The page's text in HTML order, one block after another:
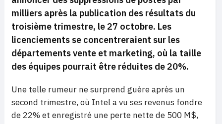
milliers après la publication des résultats du
troisième trimestre, le 27 octobre. Les
licenciements se concentreraient sur les
départements vente et marketing, où la taille
des équipes pourrait être réduites de 20%.
Une telle rumeur ne surprend guère après un
second trimestre, où Intel a vu ses revenus fondre
de 22% et enregistré une perte nette de 500 M$,